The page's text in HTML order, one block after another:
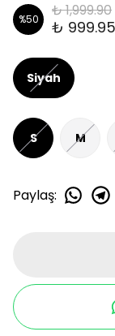
%50 ₺ 1,999.90
₺ 999.95
Siyah
S M
Paylaş: